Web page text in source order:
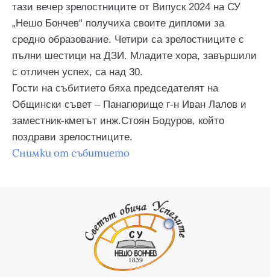
тази вечер зрелостниците от Випуск 2024 на СУ
„Нешо Бончев“ получиха своите дипломи за
средно образование. Четири са зрелостниците с
пълни шестици на ДЗИ. Младите хора, завършили
с отличен успех, са над 30.
Гости на събитието бяха председателят на
Общински съвет – Панагюрище г-н Иван Лалов и
заместник-кметът инж.Стоян Бодуров, който
поздрави зрелостниците.
Снимки от събитието